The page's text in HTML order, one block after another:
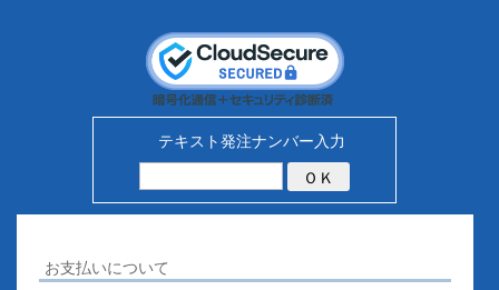
テキスト発注ナンバー入力
お支払いについて